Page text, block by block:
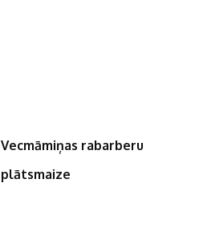
Vecmāmiņas rabarberu
plātsmaize